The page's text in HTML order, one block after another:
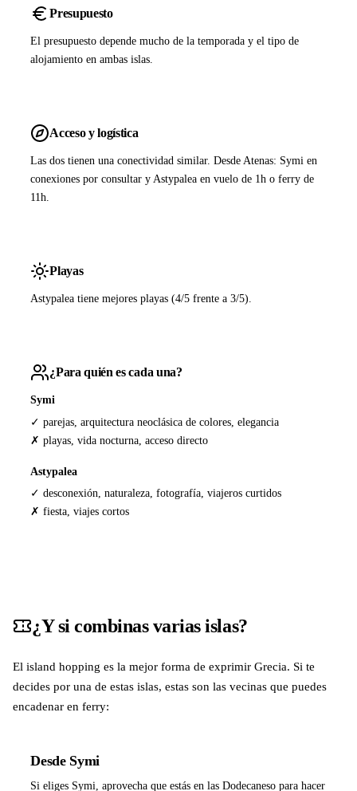
Presupuesto
El presupuesto depende mucho de la temporada y el tipo de
alojamiento en ambas islas.
Acceso y logística
Las dos tienen una conectividad similar. Desde Atenas: Symi en
conexiones por consultar y Astypalea en vuelo de 1h o ferry de
11h.
Playas
Astypalea tiene mejores playas (4/5 frente a 3/5).
¿Para quién es cada una?
Symi
✓ parejas, arquitectura neoclásica de colores, elegancia
✗ playas, vida nocturna, acceso directo
Astypalea
✓ desconexión, naturaleza, fotografía, viajeros curtidos
✗ fiesta, viajes cortos
¿Y si combinas varias islas?
El island hopping es la mejor forma de exprimir Grecia. Si te
decides por una de estas islas, estas son las vecinas que puedes
encadenar en ferry:
Desde Symi
Si eliges Symi, aprovecha que estás en las Dodecaneso para hacer